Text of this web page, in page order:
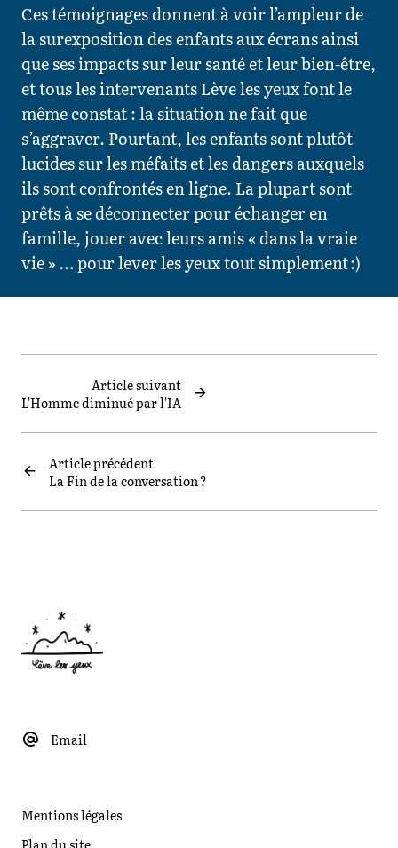
Ces témoignages donnent à voir l’ampleur de
la surexposition des enfants aux écrans ainsi
que ses impacts sur leur santé et leur bien-être,
et tous les intervenants Lève les yeux font le
même constat : la situation ne fait que
s’aggraver. Pourtant, les enfants sont plutôt
lucides sur les méfaits et les dangers auxquels
ils sont confrontés en ligne. La plupart sont
prêts à se déconnecter pour échanger en
famille, jouer avec leurs amis « dans la vraie
vie » … pour lever les yeux tout simplement :)
Article précédent
La Fin de la conversation ?
Article suivant
L'Homme diminué par l'IA
Email
Mentions légales
Plan du site